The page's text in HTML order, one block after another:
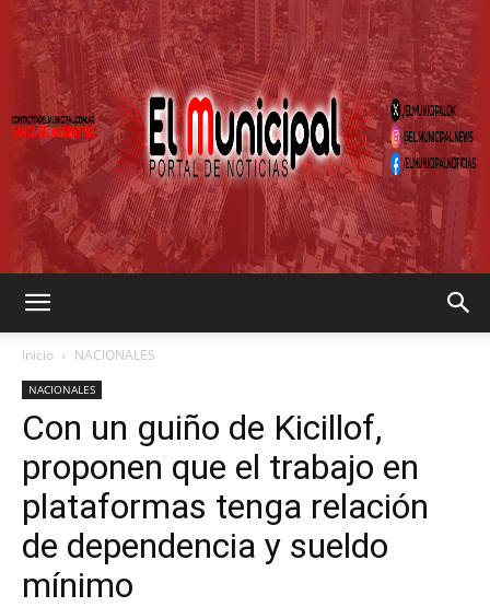
MUNICIPAL
Inicio NACIONALES
NACIONALES
Con un guiño de Kicillof,
proponen que el trabajo en
plataformas tenga relación
de dependencia y sueldo
mínimo